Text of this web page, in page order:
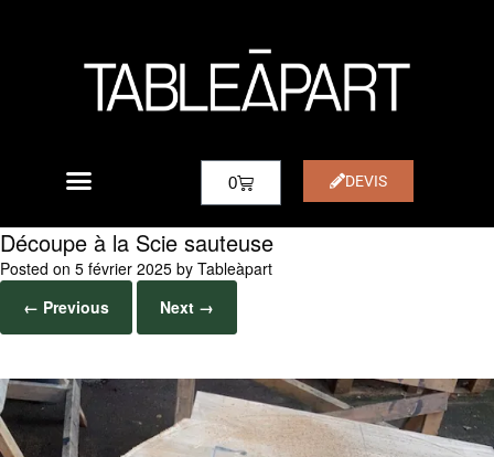
0 DEVIS
Découpe à la Scie sauteuse
Posted on 5 février 2025 by Tableàpart
← Previous
Next →